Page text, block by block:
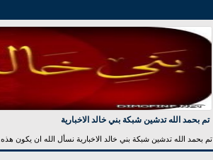
تم بحمد الله تدشين شبكة بني خالد الاخبارية
تم بحمد الله تدشين شبكة بني خالد الاخبارية نسأل الله ان يكون هذه..